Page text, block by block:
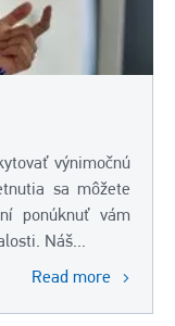
výnimočnú
sa môžete
ponúknuť vám
Náš...
Read more